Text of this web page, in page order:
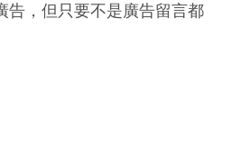
告，但只要不是廣告留言都